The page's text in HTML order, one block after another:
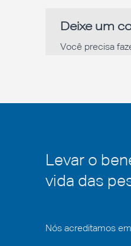
Deixe um
Você precisa
Levar o
vida das
Nós acreditamos